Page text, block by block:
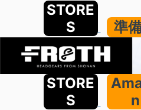
STORE
S
準
STORE
S
n